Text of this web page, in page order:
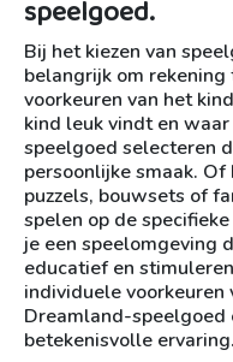
speelgoed.
Bij het kiezen van
belangrijk om
voorkeuren van het
kind leuk vindt en
speelgoed selecteren
persoonlijke smaak.
puzzels, bouwsets of
spelen op de
je een speelomgeving
educatief en
individuele
Dreamland-speelgoed
betekenisvolle ervaring.